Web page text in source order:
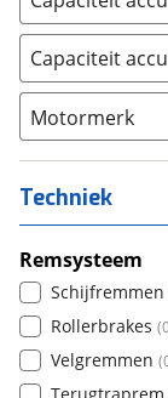
Achterbank (
Kofferbak (0)
Overig (0)
Trapas
Voorwiel
Capaciteit
Motormerk
Bosch (0)
Yamaha
Stromer (0)
Giant (0)
Brose (0)
Panasonic ( 0)
Shimano (0)
E-motion (0)
Techniek
Remsysteem
Schijfremmen
Rollerbrakes (
Velgremmen (